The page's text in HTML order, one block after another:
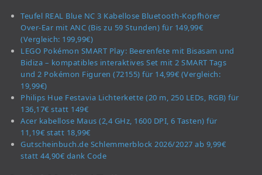
Teufel REAL Blue NC 3 Kabellose Bluetooth-Kopfhörer
Over-Ear mit ANC (Bis zu 59 Stunden) für 149,99€
(Vergleich: 199,99€)
LEGO Pokémon SMART Play: Beerenfete mit Bisasam und
Bidiza – kompatibles interaktives Set mit 2 SMART Tags
und 2 Pokémon Figuren (72155) für 14,99€ (Vergleich:
19,99€)
Philips Hue Festavia Lichterkette (20 m, 250 LEDs, RGB) für
136,17€ statt 149€
Acer kabellose Maus (2,4 GHz, 1600 DPI, 6 Tasten) für
11,19€ statt 18,99€
Gutscheinbuch.de Schlemmerblock 2026/2027 ab 9,99€
statt 44,90€ dank Code